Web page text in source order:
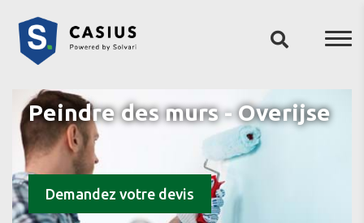
Peindre des murs - Overijse
Demandez votre devis